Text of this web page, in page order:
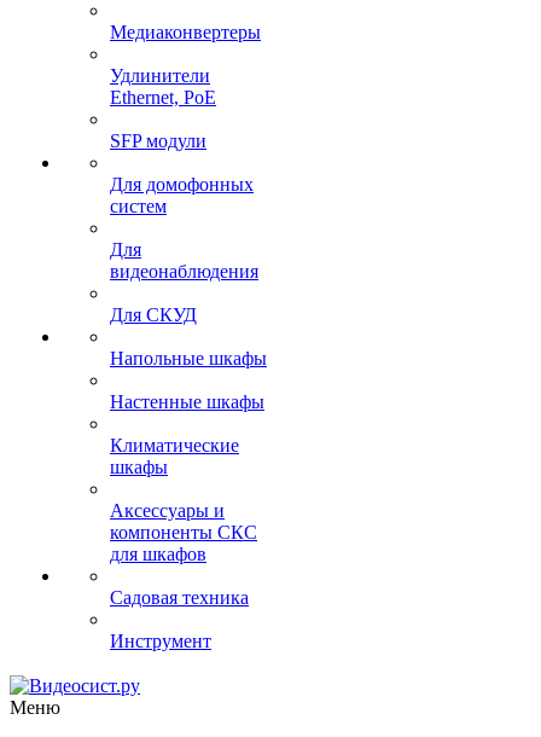
Медиаконвертеры
Удлинители
Ethernet, PoE
SFP модули
Для домофонных
систем
Для
видеонаблюдения
Для СКУД
Напольные шкафы
Настенные шкафы
Климатические
шкафы
Аксессуары и
компоненты СКС
для шкафов
Садовая техника
Инструмент
Меню